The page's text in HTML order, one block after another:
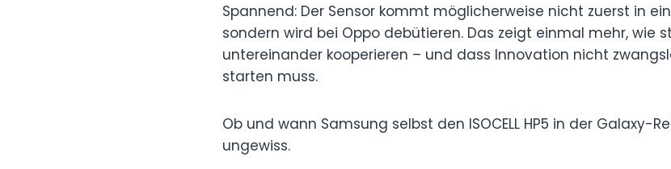
Spannend: Der Sensor kommt möglicherweise nicht zuerst in
sondern wird bei Oppo debütieren. Das zeigt einmal mehr, wie
untereinander kooperieren – und dass Innovation nicht
starten muss.
Ob und wann Samsung selbst den ISOCELL HP5 in der Galaxy-
ungewiss.